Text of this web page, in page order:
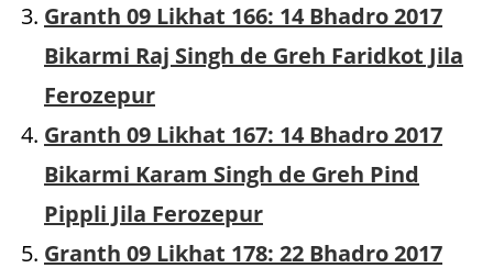
Granth 09 Likhat 166: 14 Bhadro 2017
Bikarmi Raj Singh de Greh Faridkot Jila
Ferozepur
Granth 09 Likhat 167: 14 Bhadro 2017
Bikarmi Karam Singh de Greh Pind
Pippli Jila Ferozepur
Granth 09 Likhat 178: 22 Bhadro 2017